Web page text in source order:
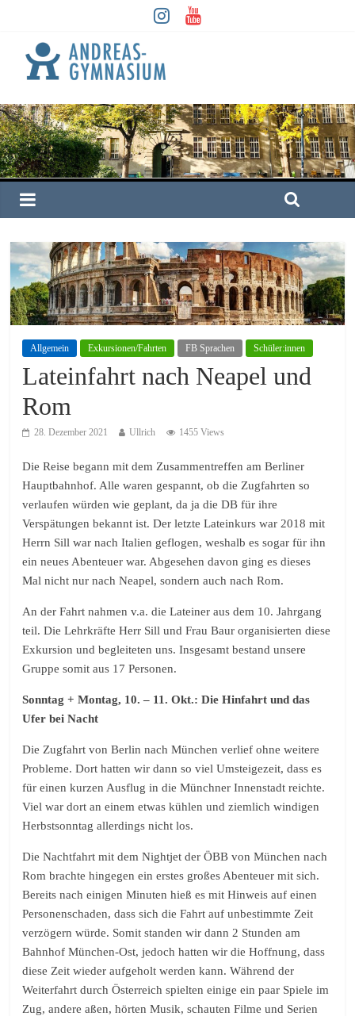
Allgemein Exkursionen/Fahrten FB Sprachen Schüler:innen
Lateinfahrt nach Neapel und
Rom
28. Dezember 2021 Ullrich 1455 Views
Die Reise begann mit dem Zusammentreffen am Berliner
Hauptbahnhof. Alle waren gespannt, ob die Zugfahrten so
verlaufen würden wie geplant, da ja die DB für ihre
Verspätungen bekannt ist. Der letzte Lateinkurs war 2018 mit
Herrn Sill war nach Italien geflogen, weshalb es sogar für ihn
ein neues Abenteuer war. Abgesehen davon ging es dieses
Mal nicht nur nach Neapel, sondern auch nach Rom.
An der Fahrt nahmen v.a. die Lateiner aus dem 10. Jahrgang
teil. Die Lehrkräfte Herr Sill und Frau Baur organisierten diese
Exkursion und begleiteten uns. Insgesamt bestand unsere
Gruppe somit aus 17 Personen.
Sonntag + Montag, 10. – 11. Okt.: Die Hinfahrt und das
Ufer bei Nacht
Die Zugfahrt von Berlin nach München verlief ohne weitere
Probleme. Dort hatten wir dann so viel Umsteigezeit, dass es
für einen kurzen Ausflug in die Münchner Innenstadt reichte.
Viel war dort an einem etwas kühlen und ziemlich windigen
Herbstsonntag allerdings nicht los.
Die Nachtfahrt mit dem Nightjet der ÖBB von München nach
Rom brachte hingegen ein erstes großes Abenteuer mit sich.
Bereits nach einigen Minuten hieß es mit Hinweis auf einen
Personenschaden, dass sich die Fahrt auf unbestimmte Zeit
verzögern würde. Somit standen wir dann 2 Stunden am
Bahnhof München-Ost, jedoch hatten wir die Hoffnung, dass
diese Zeit wieder aufgeholt werden kann. Während der
Weiterfahrt durch Österreich spielten einige ein paar Spiele im
Zug, andere aßen, hörten Musik, schauten Filme und Serien